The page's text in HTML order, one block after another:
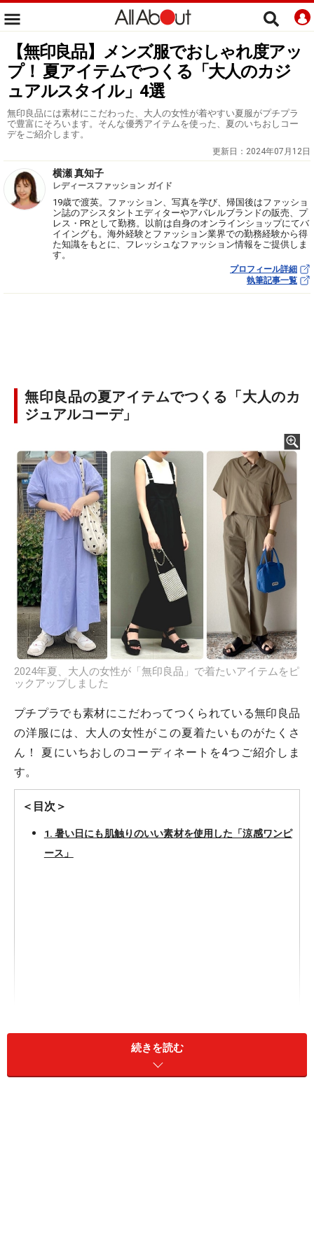
【無印良品】メンズ服でおしゃれ度アッ
プ！ 夏アイテムでつくる「大人のカジ
ュアルスタイル」4選
無印良品には素材にこだわった、大人の女性が着やすい夏服がプチプラ
で豊富にそろいます。そんな優秀アイテムを使った、夏のいちおしコー
デをご紹介します。
更新日： 2024年07月12日
横瀬 真知子
レディースファッション ガイド
19歳で渡英。ファッション、写真を学び、帰国後はファッショ
ン誌のアシスタントエディターやアパレルブランドの販売、プ
レス・PRとして勤務。以前は自身のオンラインショップにてバ
イイングも。海外経験とファッション業界での勤務経験から得
た知識をもとに、フレッシュなファッション情報をご提供しま
す。
プロフィール詳細
執筆記事一覧
無印良品の夏アイテムでつくる「大人のカ
ジュアルコーデ」
2024年夏、大人の女性が「無印良品」で着たいアイテムをピ
ックアップしました
プチプラでも素材にこだわってつくられている無印良品
の洋服には、大人の女性がこの夏着たいものがたくさ
ん！ 夏にいちおしのコーディネートを4つご紹介しま
す。
＜目次＞
1. 暑い日にも肌触りのいい素材を使用した「涼感ワンピ
ース」
2. 「メンズアイテム」をセットアップ風に着て、おしゃ
続きを読む